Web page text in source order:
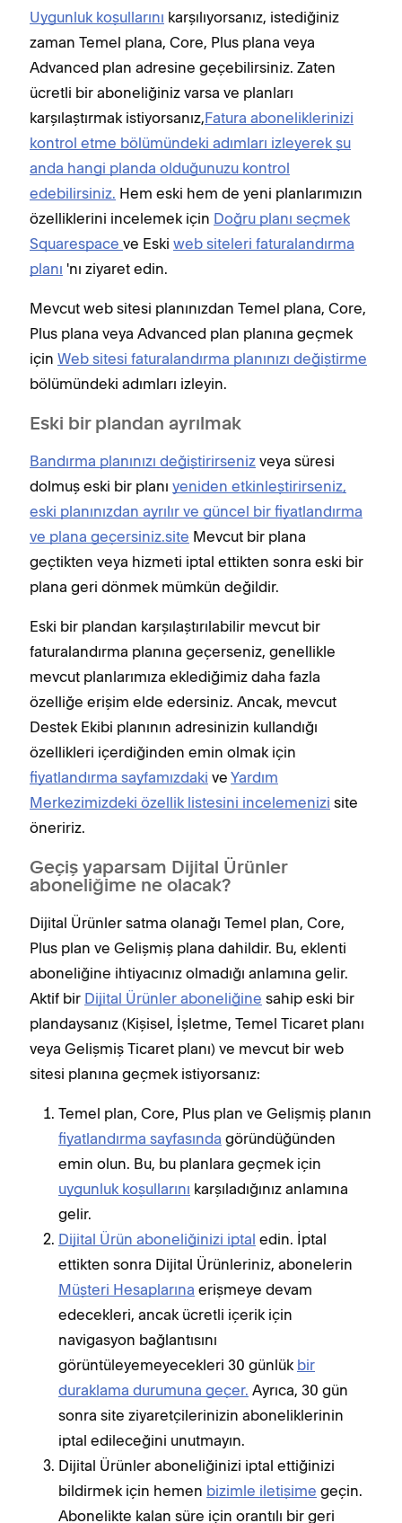
Uygunluk koşullarını karşılıyorsanız, istediğiniz
zaman Temel plana, Core, Plus plana veya
Advanced plan adresine geçebilirsiniz. Zaten
ücretli bir aboneliğiniz varsa ve planları
karşılaştırmak istiyorsanız,Fatura aboneliklerinizi
kontrol etme bölümündeki adımları izleyerek şu
anda hangi planda olduğunuzu kontrol
edebilirsiniz. Hem eski hem de yeni planlarımızın
özelliklerini incelemek için Doğru planı seçmek
Squarespace ve Eski web siteleri faturalandırma
planı 'nı ziyaret edin.
Mevcut web sitesi planınızdan Temel plana, Core,
Plus plana veya Advanced plan planına geçmek
için Web sitesi faturalandırma planınızı değiştirme
bölümündeki adımları izleyin.
Eski bir plandan ayrılmak
Bandırma planınızı değiştirirseniz veya süresi
dolmuş eski bir planı yeniden etkinleştirirseniz,
eski planınızdan ayrılır ve güncel bir fiyatlandırma
ve plana geçersiniz.site Mevcut bir plana
geçtikten veya hizmeti iptal ettikten sonra eski bir
plana geri dönmek mümkün değildir.
Eski bir plandan karşılaştırılabilir mevcut bir
faturalandırma planına geçerseniz, genellikle
mevcut planlarımıza eklediğimiz daha fazla
özelliğe erişim elde edersiniz. Ancak, mevcut
Destek Ekibi planının adresinizin kullandığı
özellikleri içerdiğinden emin olmak için
fiyatlandırma sayfamızdaki ve Yardım
Merkezimizdeki özellik listesini incelemenizi site
öneririz.
Geçiş yaparsam Dijital Ürünler
aboneliğime ne olacak?
Dijital Ürünler satma olanağı Temel plan, Core,
Plus plan ve Gelişmiş plana dahildir. Bu, eklenti
aboneliğine ihtiyacınız olmadığı anlamına gelir.
Aktif bir Dijital Ürünler aboneliğine sahip eski bir
plandaysanız (Kişisel, İşletme, Temel Ticaret planı
veya Gelişmiş Ticaret planı) ve mevcut bir web
sitesi planına geçmek istiyorsanız:
Temel plan, Core, Plus plan ve Gelişmiş planın
fiyatlandırma sayfasında göründüğünden
emin olun. Bu, bu planlara geçmek için
uygunluk koşullarını karşıladığınız anlamına
gelir.
Dijital Ürün aboneliğinizi iptal edin. İptal
ettikten sonra Dijital Ürünleriniz, abonelerin
Müşteri Hesaplarına erişmeye devam
edecekleri, ancak ücretli içerik için
navigasyon bağlantısını
görüntüleyemeyecekleri 30 günlük bir
duraklama durumuna geçer. Ayrıca, 30 gün
sonra site ziyaretçilerinizin aboneliklerinin
iptal edileceğini unutmayın.
Dijital Ürünler aboneliğinizi iptal ettiğinizi
bildirmek için hemen bizimle iletişime geçin.
Abonelikte kalan süre için orantılı bir geri